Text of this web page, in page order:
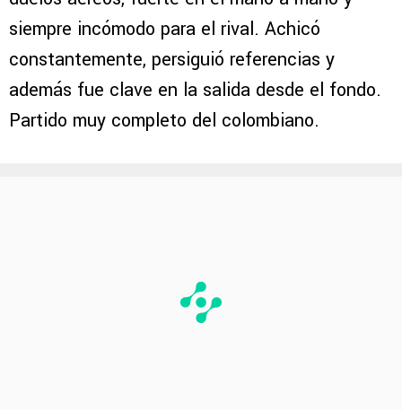
siempre incómodo para el rival. Achicó
constantemente, persiguió referencias y
además fue clave en la salida desde el fondo.
Partido muy completo del colombiano.